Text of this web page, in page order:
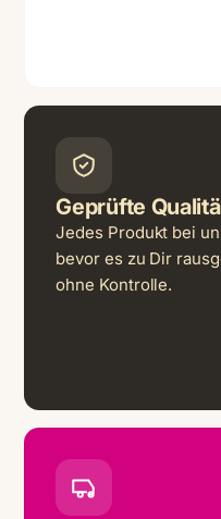
Geprüfte
Jedes Produkt bei
bevor es zu Dir
ohne Kontrolle.